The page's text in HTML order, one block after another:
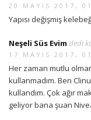
20 MAYIS 2017,
Yapısı değişmiş
Neşeli Süs Evim dedi
17 MAYIS 2017,
Her zaman mutlu
kullanmadım. Ben
kullandım. Çok ağır
geliyor bana şuan